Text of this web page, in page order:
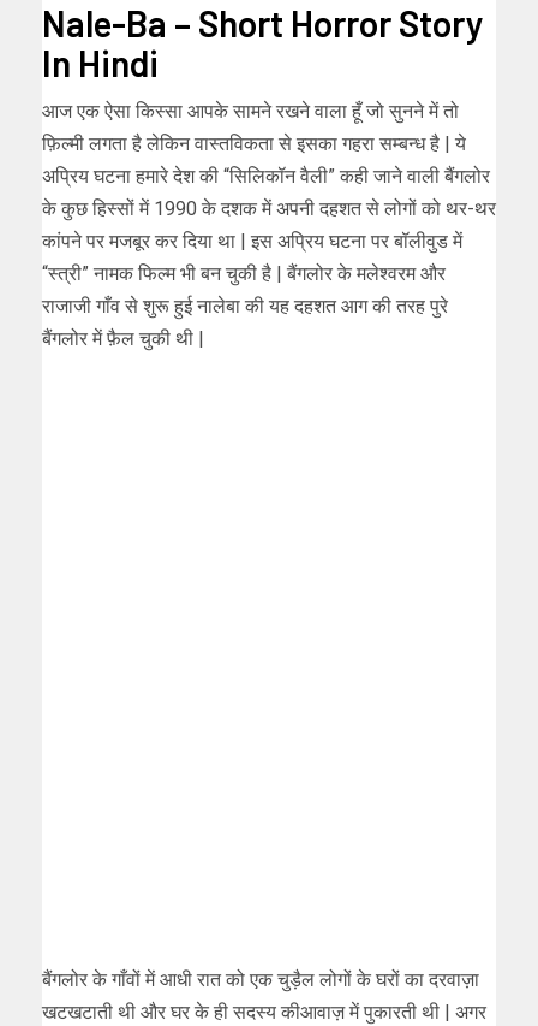
Nale-Ba – Short Horror Story
In Hindi
आज एक ऐसा किस्सा आपके सामने रखने वाला हूँ जो सुनने में तो
फ़िल्मी लगता है लेकिन वास्तविकता से इसका गहरा सम्बन्ध है | ये
अप्रिय घटना हमारे देश की “सिलिकॉन वैली” कही जाने वाली बैंगलोर
के कुछ हिस्सों में 1990 के दशक में अपनी दहशत से लोगों को थर-थर
कांपने पर मजबूर कर दिया था | इस अप्रिय घटना पर बॉलीवुड में
“स्त्री” नामक फिल्म भी बन चुकी है | बैंगलोर के मलेश्वरम और
राजाजी गाँव से शुरू हुई नालेबा की यह दहशत आग की तरह पुरे
बैंगलोर में फ़ैल चुकी थी |
बैंगलोर के गाँवों में आधी रात को एक चुड़ैल लोगों के घरों का दरवाज़ा
खटखटाती थी और घर के ही सदस्य कीआवाज़ में पुकारती थी | अगर